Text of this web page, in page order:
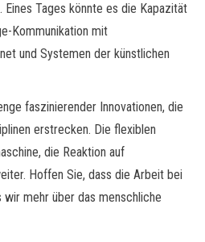
Tages könnte es die Kapazität
Kommunikation mit
und Systemen der künstlichen
faszinierender Innovationen, die
erstrecken. Die flexiblen
die Reaktion auf
Hoffen Sie, dass die Arbeit bei
mehr über das menschliche